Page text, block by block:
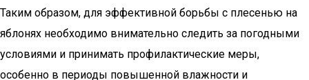
Таким образом, для эффективной борьбы с плесенью на
яблонях необходимо внимательно следить за погодными
условиями и принимать профилактические меры,
особенно в периоды повышенной влажности и